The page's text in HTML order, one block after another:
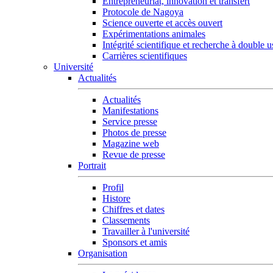
Protocole de Nagoya
Science ouverte et accès ouvert
Expérimentations animales
Intégrité scientifique et recherche à double
Carrières scientifiques
Université
Actualités
Actualités
Manifestations
Service presse
Photos de presse
Magazine web
Revue de presse
Portrait
Profil
Histore
Chiffres et dates
Classements
Travailler à l'université
Sponsors et amis
Organisation